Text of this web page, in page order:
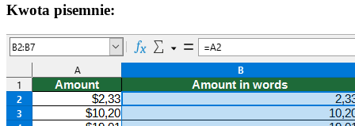
Kwota pisemnie: